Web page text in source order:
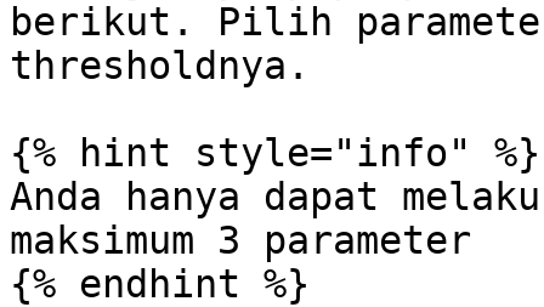
berikut. Pilih
thresholdnya.
{% hint style="info" %}
Anda hanya dapat
maksimum 3 parameter
{% endhint %}